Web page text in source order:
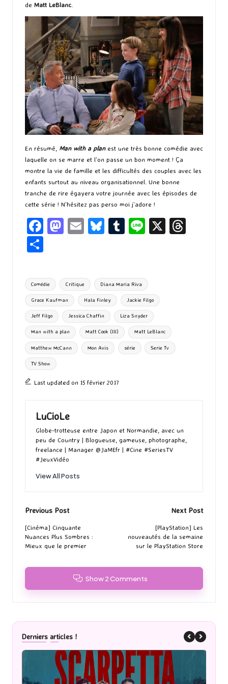
de Matt LeBlanc
En résumé, Man with a planest une très bonne comédie avec
laquelle on se marre et l’on passe un bon moment ! Ça
montre la vie de famille et les difficultés des couples avec les
enfants surtout au niveau organisationnel. Une bonne
tranche de rire égayera votre journée avec les épisodes de
cette série ! N’hésitez pas perso moi j’adore !
Fa
o
o
k
M
d
o
n
E
l
Bl
ky
T
bl
r
Li X
ta
g
er
Tags:
Comédie Critique Diana Maria Riva
Grace Kaufman Hala Finley Jackie Filgo
Jeff Filgo Jessica Chaffin Liza Snyder
Man with a plan Matt Cook (III) Matt LeBlanc
Matthew McCann Mon Avis série Serie Tv
TV Show
Last updated on 15 février 2017
LuCioLe
Globe-trotteuse entre Japon et Normandie, avec un
peu de Country | Blogueuse, gameuse, photographe,
freelance | Manager @JaMEfr | #Cine #SeriesTV
#JeuxVidéo
View All Posts
Post
navigation
Previous Post
[Cinéma] Cinquante
Nuances Plus Sombres :
Mieux que le premier
Next Post
[PlayStation] Les
nouveautés de la semaine
sur le PlayStation Store
Show 2 Comments
Derniers articles !